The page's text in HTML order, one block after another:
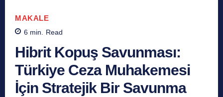
MAKALE
6 min. Read
Hibrit Kopuş Savunması:
Türkiye Ceza Muhakemesi
İçin Stratejik Bir Savunma